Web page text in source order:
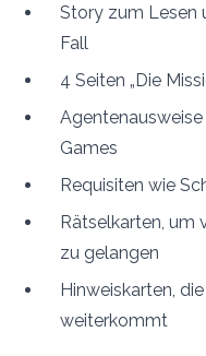
Story zum Lesen
Fall
4 Seiten „Die
Games
Requisiten wie
Rätselkarten, um
zu gelangen
Hinweiskarten,
weiterkommt